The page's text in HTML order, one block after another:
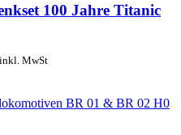
100 Jahre Titanic
€.
inkl. MwSt